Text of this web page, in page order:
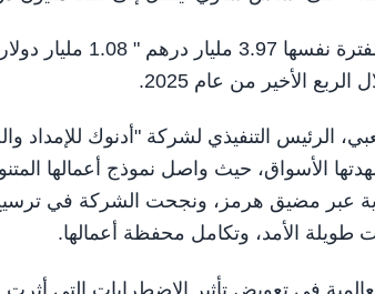
وبلغت إيرادات
الأخير من عام 2025.
الرئيس التنفيذي لشركة "أدنوك للإمداد
الأسواق، حيث واصل نموذج أعمالها
عبر مضيق هرمز، ونجحت الشركة في
طويلة الأمد، وتكامل محفظة أعمالها.
في تعويض تأثير الاضطرابات التي